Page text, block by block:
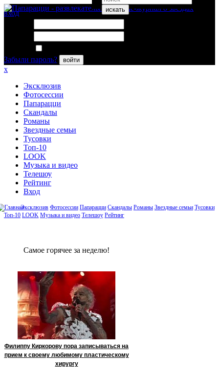
искать
вход
Забыли пароль?
войти
x
Эксклюзив
Фотосессии
Папарацци
Скандалы
Романы
Звездные семьи
Тусовки
Топ-10
LOOK
Музыка и видео
Телешоу
Рейтинг
Вход
Эксклюзив Фотосессии Папарацци Скандалы Романы Звездные семьи Тусовки
Топ-10 LOOK Музыка и видео Телешоу Рейтинг
Сaмое гoрячее за неделю!
Филиппу Киркорову пора записываться на
прием к своему любимому пластическому
хирургу